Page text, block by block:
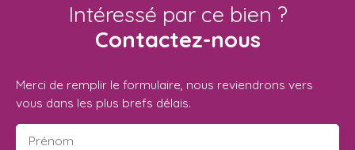
Intéressé par ce bien ?
Contactez-nous
Merci de remplir le formulaire, nous reviendrons vers
vous dans les plus brefs délais.
Prénom